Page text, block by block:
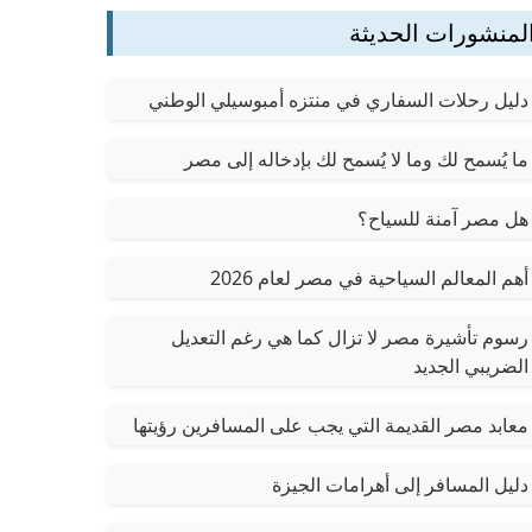
الحديثة
دليل رحلات السفاري في منتزه أمبوسيلي الوطني
ما يُسمح لك وما لا يُسمح لك بإدخاله إلى مصر
هل مصر آمنة للسياح؟
أهم المعالم السياحية في مصر لعام 2026
رسوم تأشيرة مصر لا تزال كما هي رغم التعديل
الضريبي الجديد
معابد مصر القديمة التي يجب على المسافرين رؤيتها
دليل المسافر إلى أهرامات الجيزة